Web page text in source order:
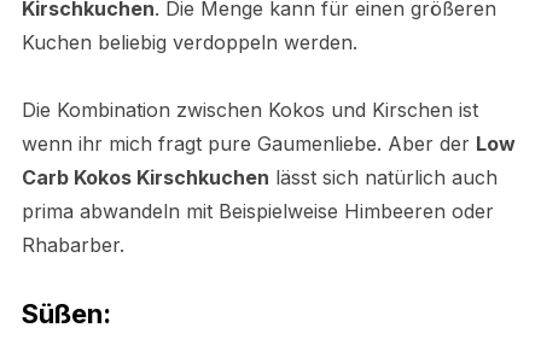
Kirschkuchen. Die Menge kann für einen größeren
Kuchen beliebig verdoppeln werden.
Die Kombination zwischen Kokos und Kirschen ist
wenn ihr mich fragt pure Gaumenliebe. Aber der Low
Carb Kokos Kirschkuchen lässt sich natürlich auch
prima abwandeln mit Beispielweise Himbeeren oder
Rhabarber.
Süßen: